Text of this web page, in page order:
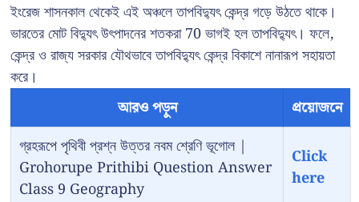
ইংরেজ শাসনকাল থেকেই এই অঞ্চলে তাপবিদ্যুৎ কেন্দ্র গড়ে উঠতে থাকে।
ভারতের মোট বিদ্যুৎ উৎপাদনের শতকরা 70 ভাগই হল তাপবিদ্যুৎ। ফলে,
কেন্দ্র ও রাজ্য সরকার যৌথভাবে তাপবিদ্যুৎ কেন্দ্র বিকাশে নানারূপ সহায়তা
করে।
আরও পড়ুন
প্রয়োজনে
গ্রহরূপে পৃথিবী প্রশ্ন উত্তর নবম শ্রেণি ভূগোল |
Grohorupe Prithibi Question Answer
Class 9 Geography
Click
here